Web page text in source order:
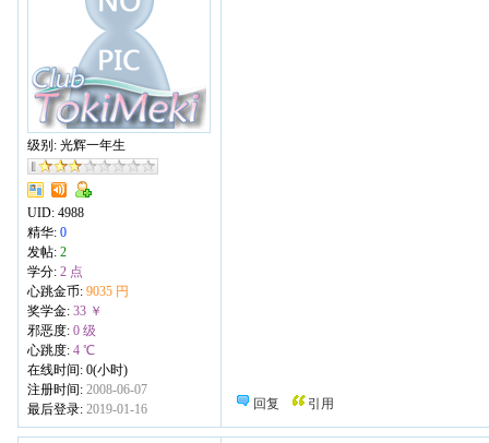
级别: 光辉一年生
UID: 4988
精华: 0
发帖: 2
学分: 2 点
心跳金币: 9035 円
奖学金: 33 ￥
邪恶度: 0 级
心跳度: 4 ℃
在线时间: 0(小时)
注册时间: 2008-06-07
最后登录: 2019-01-16 回复 引用